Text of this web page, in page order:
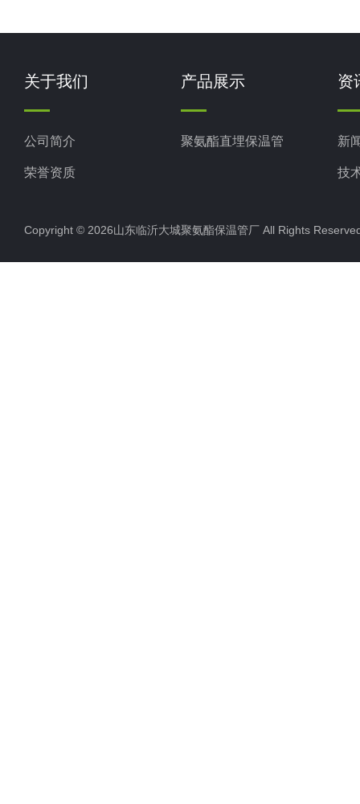
关于我们
公司简介
荣誉资质
产品展示
聚氨酯直埋保温管
资
新
技
Copyright © 2026山东临沂大城聚氨酯保温管厂 All Rights